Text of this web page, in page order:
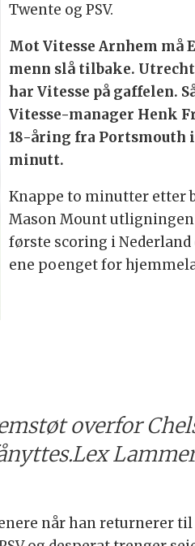
Twente og PSV.
Mot Vitesse Arnhem må
menn slå tilbake.
har Vitesse på gaffelen.
Vitesse-manager Henk
18-åring fra Portsmouth i
minutt.
Knappe to minutter etter
Mason Mount
første scoring i Nederland
ene poenget for
overfor
når han returnerer til